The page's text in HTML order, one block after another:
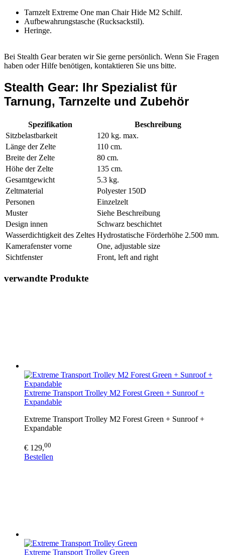
Tarnzelt Extreme One man Chair Hide M2 Schilf.
Aufbewahrungstasche (Rucksackstil).
Heringe.
Bei Stealth Gear beraten wir Sie gerne persönlich. Wenn Sie Fragen
haben oder Hilfe benötigen, kontaktieren Sie uns bitte.
Stealth Gear: Ihr Spezialist für
Tarnung, Tarnzelte und Zubehör
Spezifikation
Beschreibung
Sitzbelastbarkeit
120 kg. max.
Länge der Zelte
110 cm.
Breite der Zelte
80 cm.
Höhe der Zelte
135 cm.
Gesamtgewicht
5.3 kg.
Zeltmaterial
Polyester 150D
Personen
Einzelzelt
Muster
Siehe Beschreibung
Design innen
Schwarz beschichtet
Wasserdichtigkeit des Zeltes Hydrostatische Förderhöhe 2.500 mm.
Kamerafenster vorne
One, adjustable size
Sichtfenster
Front, left and right
verwandte Produkte
Extreme Transport Trolley M2 Forest Green + Sunroof +
Expandable
Extreme Transport Trolley M2 Forest Green + Sunroof +
Expandable
€ 129,00
Bestellen
Extreme Transport Trolley Green